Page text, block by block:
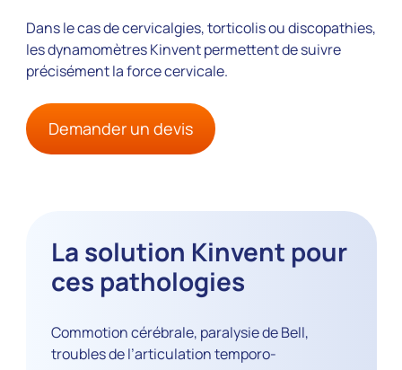
Dans le cas de cervicalgies, torticolis ou discopathies,
les dynamomètres Kinvent permettent de suivre
précisément la force cervicale.
Demander un devis
La solution Kinvent pour
ces pathologies
Commotion cérébrale, paralysie de Bell,
troubles de l’articulation temporo-